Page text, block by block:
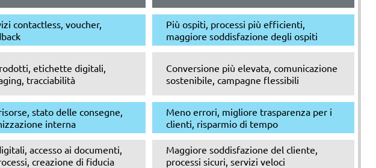
contactless, voucher,
Più ospiti, processi più efficienti,
maggiore soddisfazione degli ospiti
etichette digitali,
tracciabilità
Conversione più elevata, comunicazione
sostenibile, campagne flessibili
stato delle consegne,
interna
Meno errori, migliore trasparenza per i
clienti, risparmio di tempo
accesso ai documenti,
creazione di fiducia
Maggiore soddisfazione del cliente,
processi sicuri, servizi veloci